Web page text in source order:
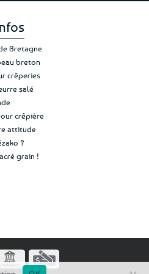
Bretagne
breton
crêperies
salé
crêpière
attitude
?
grain !